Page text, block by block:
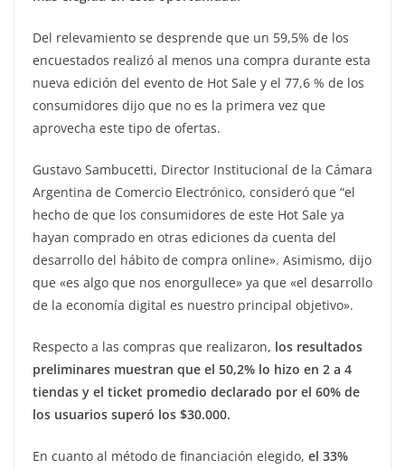
Del relevamiento se desprende que un 59,5% de los
encuestados realizó al menos una compra durante esta
nueva edición del evento de Hot Sale y el 77,6 % de los
consumidores dijo que no es la primera vez que
aprovecha este tipo de ofertas.
Gustavo Sambucetti, Director Institucional de la Cámara
Argentina de Comercio Electrónico, consideró que “el
hecho de que los consumidores de este Hot Sale ya
hayan comprado en otras ediciones da cuenta del
desarrollo del hábito de compra online». Asimismo, dijo
que «es algo que nos enorgullece» ya que «el desarrollo
de la economía digital es nuestro principal objetivo».
Respecto a las compras que realizaron, los resultados
preliminares muestran que el 50,2% lo hizo en 2 a 4
tiendas y el ticket promedio declarado por el 60% de
los usuarios superó los $30.000.
En cuanto al método de financiación elegido, el 33%